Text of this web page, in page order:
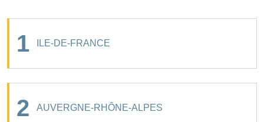
1 ILE-DE-FRANCE
2 AUVERGNE-RHÔNE-ALPES